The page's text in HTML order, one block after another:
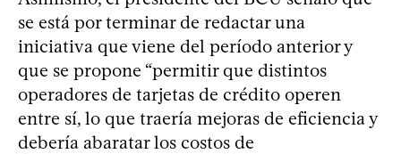
se está por terminar de redactar una
iniciativa que viene del período anterior y
que se propone “permitir que distintos
operadores de tarjetas de crédito operen
entre sí, lo que traería mejoras de eficiencia y
debería abaratar los costos de